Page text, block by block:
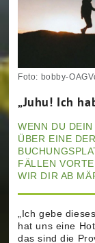
Foto: bobby-
„Juhu! Ich
WENN DU
ÜBER EINE
ÄLLEN
IR DIR AB
„Ich gebe
hat uns eine
das sind die